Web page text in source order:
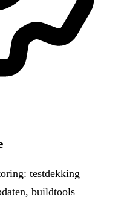
testdekking
buildtools